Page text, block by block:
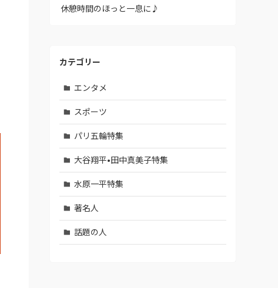
休憩時間のほっと一息に♪
カテゴリー
エンタメ
スポーツ
パリ五輪特集
大谷翔平•田中真美子特集
水原一平特集
著名人
話題の人